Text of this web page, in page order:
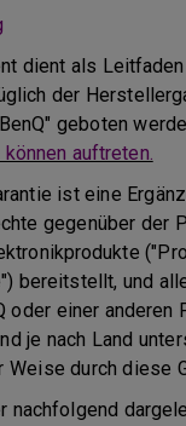
dient als
der
geboten
auftreten.
ist eine
gegenüber der
bereitstellt, und
oder einer anderen
je nach Land
Weise durch diese
nachfolgend